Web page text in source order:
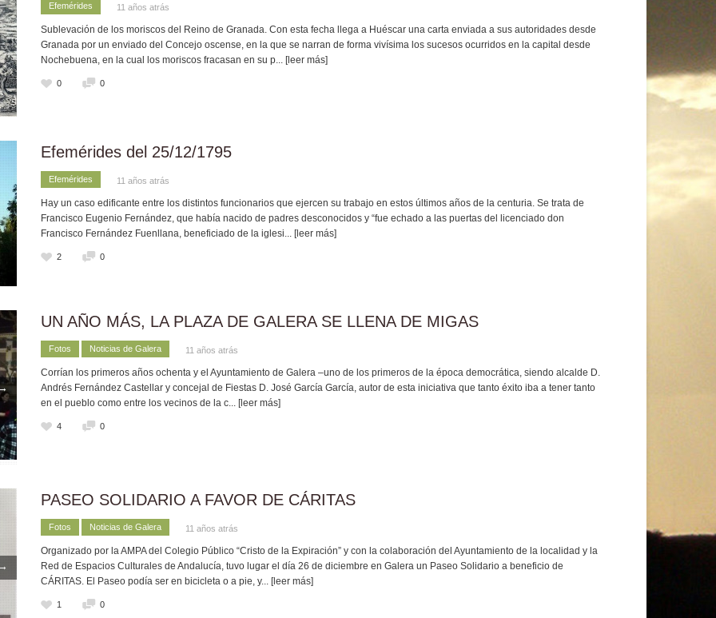
Efemérides 11 años atrás
Sublevación de los moriscos del Reino de Granada. Con esta fecha llega a Huéscar una carta enviada a sus autoridades desde
Granada por un enviado del Concejo oscense, en la que se narran de forma vivísima los sucesos ocurridos en la capital desde
Nochebuena, en la cual los moriscos fracasan en su p... [leer más]
0 0
Efemérides del 25/12/1795
Efemérides 11 años atrás
Hay un caso edificante entre los distintos funcionarios que ejercen su trabajo en estos últimos años de la centuria. Se trata de
Francisco Eugenio Fernández, que había nacido de padres desconocidos y “fue echado a las puertas del licenciado don
Francisco Fernández Fuenllana, beneficiado de la iglesi... [leer más]
2 0
UN AÑO MÁS, LA PLAZA DE GALERA SE LLENA DE MIGAS
Fotos Noticias de Galera 11 años atrás
Corrían los primeros años ochenta y el Ayuntamiento de Galera –uno de los primeros de la época democrática, siendo alcalde D.
Andrés Fernández Castellar y concejal de Fiestas D. José García García, autor de esta iniciativa que tanto éxito iba a tener tanto
en el pueblo como entre los vecinos de la c... [leer más]
4 0
PASEO SOLIDARIO A FAVOR DE CÁRITAS
Fotos Noticias de Galera 11 años atrás
Organizado por la AMPA del Colegio Público “Cristo de la Expiración” y con la colaboración del Ayuntamiento de la localidad y la
Red de Espacios Culturales de Andalucía, tuvo lugar el día 26 de diciembre en Galera un Paseo Solidario a beneficio de
CÁRITAS. El Paseo podía ser en bicicleta o a pie, y... [leer más]
1 0